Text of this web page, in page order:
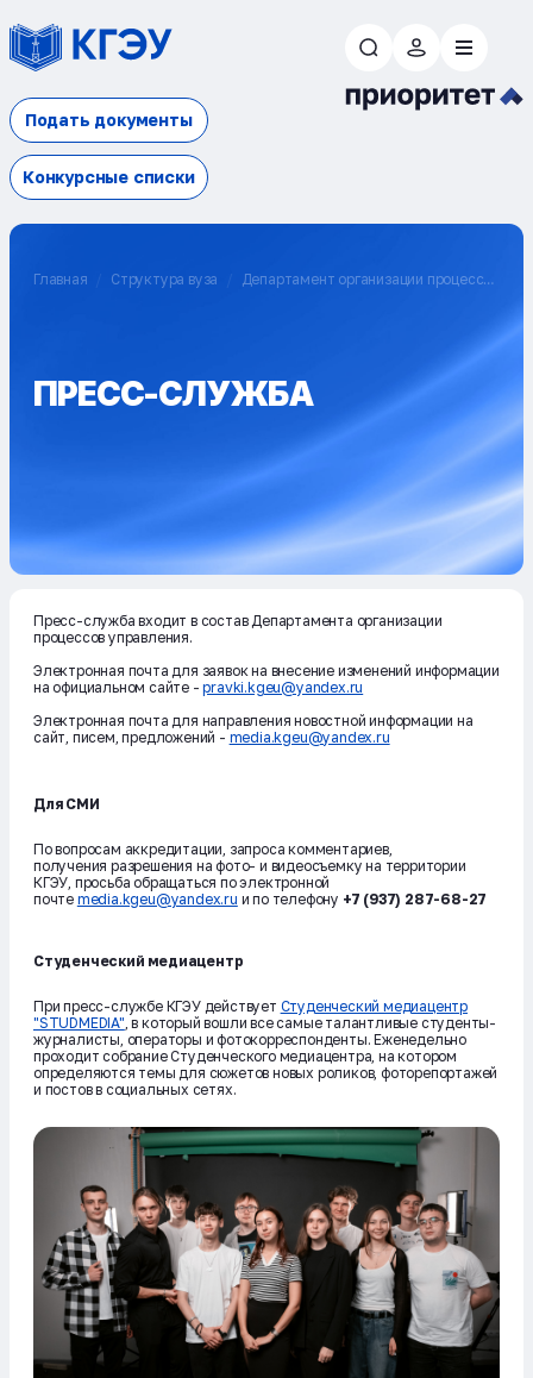
Подать документы
Конкурсные списки
Главная Структура вуза
Департамент организации процессов
ПРЕСС-СЛУЖБА
Пресс-служба входит в состав Департамента организации
процессов управления.
Электронная почта для заявок на внесение изменений информации
на официальном сайте -pravki.kgeu@yandex.ru
Электронная почта для направления новостной информации на
сайт, писем, предложений - media.kgeu@yandex.ru
Для СМИ
По вопросам аккредитации, запроса комментариев,
получения разрешения на фото- и видеосъемку на территории
КГЭУ, просьба обращаться по электронной
почте media.kgeu@yandex.ru и по телефону +7 (937) 287-68-27
Студенческий медиацентр
При пресс-службе КГЭУ действует Студенческий медиацентр
"STUDMEDIA", в который вошли все самые талантливые студенты-
журналисты, операторы и фотокорреспонденты. Еженедельно
проходит собрание Студенческого медиацентра, на котором
определяются темы для сюжетов новых роликов, фоторепортажей
и постов в социальных сетях.